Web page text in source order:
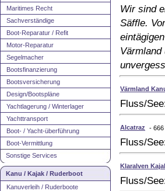
Maritimes Recht
Sachverständige
Boot-Reparatur / Refit
Motor-Reparatur
Segelmacher
Bootsfinanzierung
Bootsversicherung
Design/Bootspläne
Yachtlagerung / Winterlager
Yachttransport
Boot- / Yacht-überführung
Boot-Vermittlung
Sonstige Services
Kanu / Kajak / Ruderboot
Kanuverleih / Ruderboote
Wir sind
Säffle.
Värmland
Fluss/
Alcatraz -
Fluss/
Klaralven
Fluss/